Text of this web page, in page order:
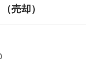
売却）